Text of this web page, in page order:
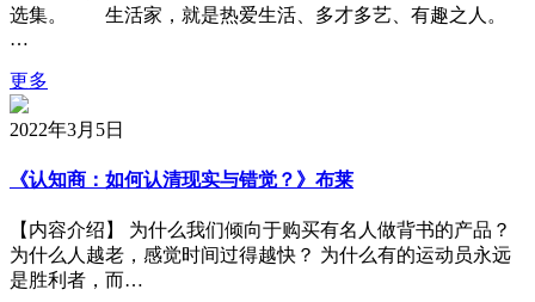
选集。 生活家，就是热爱生活、多才多艺、有趣之人。
…
更多
2022年3月5日
《认知商：如何认清现实与错觉？》布莱
【内容介绍】 为什么我们倾向于购买有名人做背书的产品？
为什么人越老，感觉时间过得越快？ 为什么有的运动员永远
是胜利者，而…